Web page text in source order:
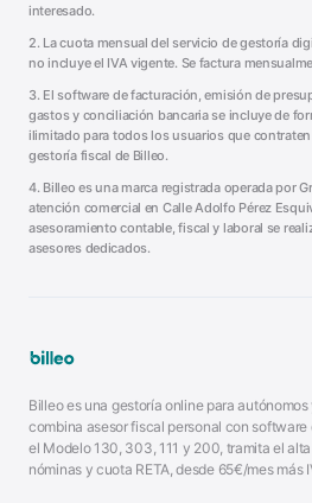
interesado.
2. La cuota mensual del servicio de gestoría
no incluye el IVA vigente. Se factura
3. El software de facturación, emisión de
gastos y conciliación bancaria se incluye de
ilimitado para todos los usuarios que
gestoría fiscal de Billeo.
4. Billeo es una marca registrada operada por
atención comercial en Calle Adolfo Pérez
asesoramiento contable, fiscal y laboral se
asesores dedicados.
Billeo es una gestoría online para
combina asesor fiscal personal con
el Modelo 130, 303, 111 y 200, tramita el
nóminas y cuota RETA, desde 65€/mes más